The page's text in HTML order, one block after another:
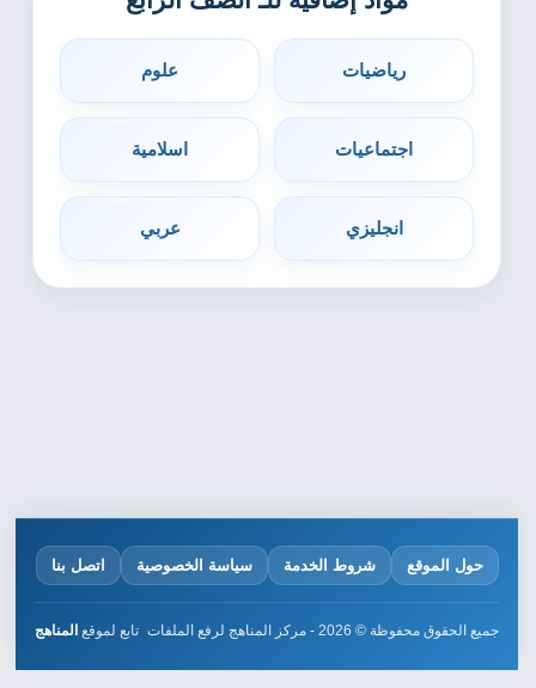
رياضيات علوم
اجتماعيات اسلامية
انجليزي عربي
حول الموقع شروط الخدمة سياسة الخصوصية اتصل بنا
جميع الحقوق محفوظة © 2026 - مركز المناهج لرفع الملفات تابع لموقع المناهج